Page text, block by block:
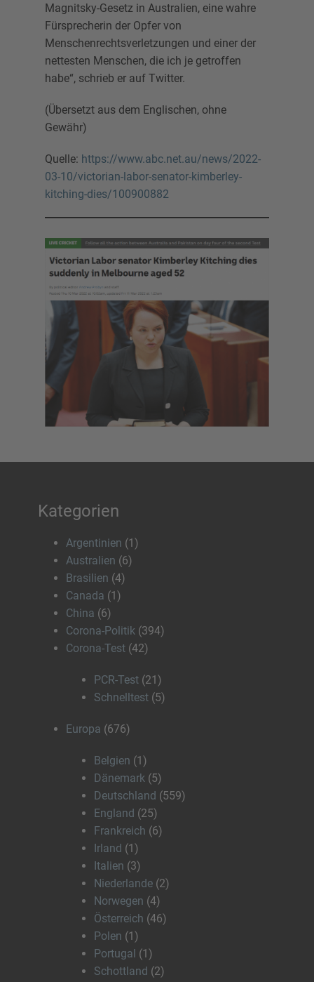
Magnitsky-Gesetz in Australien, eine wahre
Fürsprecherin der Opfer von
Menschenrechtsverletzungen und einer der
nettesten Menschen, die ich je getroffen
habe“, schrieb er auf Twitter.
(Übersetzt aus dem Englischen, ohne
Gewähr)
Quelle: https://www.abc.net.au/news/2022-
03-10/victorian-labor-senator-kimberley-
kitching-dies/100900882
Kategorien
Argentinien (1)
Australien (6)
Brasilien (4)
Canada (1)
China (6)
Corona-Politik (394)
Corona-Test (42)
PCR-Test (21)
Schnelltest (5)
Europa (676)
Belgien (1)
Dänemark (5)
Deutschland (559)
England (25)
Frankreich (6)
Irland (1)
Italien (3)
Niederlande (2)
Norwegen (4)
Österreich (46)
Polen (1)
Portugal (1)
Schottland (2)